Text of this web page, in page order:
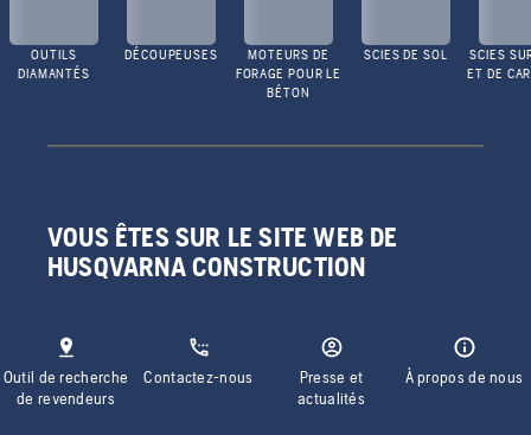
OUTILS
DIAMANTÉS
DÉCOUPEUSES
MOTEURS DE
FORAGE POUR LE
BÉTON
SCIES DE SOL
SCIES
ET DE
VOUS ÊTES SUR LE SITE WEB DE
HUSQVARNA CONSTRUCTION
Outil de recherche
de revendeurs
Contactez-nous
Presse et
actualités
À propos de nous